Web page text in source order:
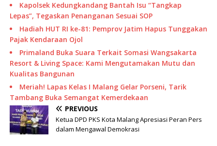
Kapolsek Kedungkandang Bantah Isu “Tangkap
Lepas”, Tegaskan Penanganan Sesuai SOP
Hadiah HUT RI ke-81: Pemprov Jatim Hapus Tunggakan
Pajak Kendaraan Ojol
Primaland Buka Suara Terkait Somasi Wangsakarta
Resort & Living Space: Kami Mengutamakan Mutu dan
Kualitas Bangunan
Meriah! Lapas Kelas I Malang Gelar Porseni, Tarik
Tambang Buka Semangat Kemerdekaan
PREVIOUS
Ketua DPD PKS Kota Malang Apresiasi Peran Pers
dalam Mengawal Demokrasi